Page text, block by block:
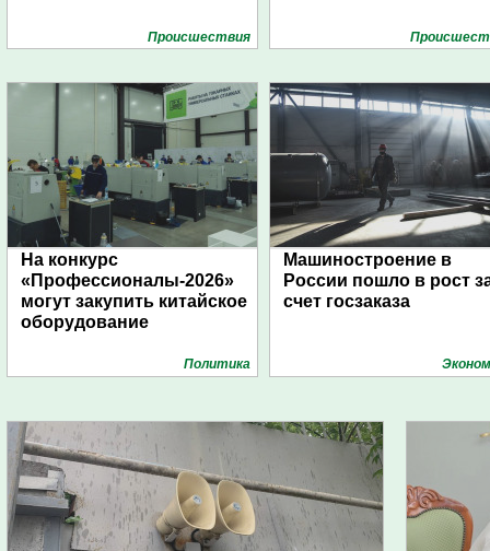
Проиcшествия
На конкурс
«Профессионалы-2026»
могут закупить китайское
оборудование
Политика
Машиностроение в
России пошло в рост
счет госзаказа